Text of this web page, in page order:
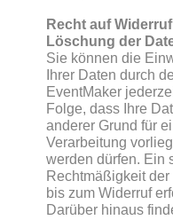
Recht auf
Löschung der
Sie können die
Ihrer Daten durch
EventMaker
Folge, dass Ihre
anderer Grund für
Verarbeitung
werden dürfen. Ein
Rechtmäßigkeit
bis zum Widerruf
Darüber hinaus